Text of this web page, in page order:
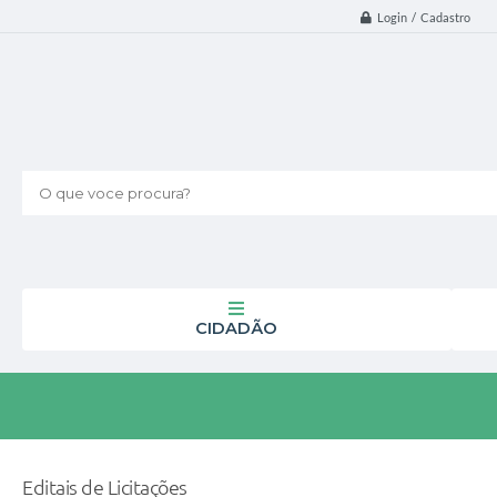
Login / Cadastro
O que voce procura?
CIDADÃO
Editais de Licitações